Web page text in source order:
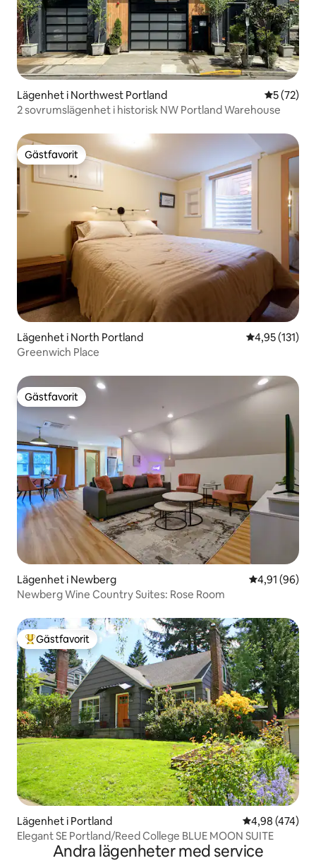
Lägenhet i Northwest Portland 5 av 5 i
5 (72)
2 sovrumslägenhet i historisk NW Portland Warehouse
Gästfavorit
Gästfavorit
Lägenhet i North Portland 4,95 av 5 i
4,95 (131)
Greenwich Place
Gästfavorit
Gästfavorit
Lägenhet i Newberg 4,91 av 5 i
4,91 (96)
Newberg Wine Country Suites: Rose Room
Populär gästfavorit
Gästfavorit
Lägenhet i Portland 4,98 av 5 i
4,98 (474)
Elegant SE Portland/Reed College BLUE MOON SUITE
Andra lägenheter med service